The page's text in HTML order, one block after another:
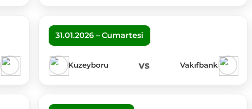
31.01.2026 – Cumartesi
Kuzeyboru vs Vakıfbank